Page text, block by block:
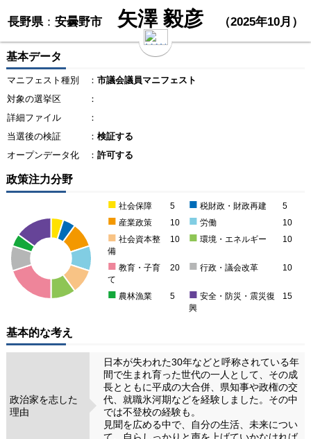
長野県：安曇野市 矢澤 毅彦 （2025年10月）
基本データ
マニフェスト種別 ： 市議会議員マニフェスト
対象の選挙区
：
詳細ファイル
：
当選後の検証
： 検証する
オープンデータ化
： 許可する
政策注力分野
■ 社会保障 5 ■ 税財政・財政再建 5
■ 産業政策 10 ■ 労働 10
■ 社会資本整
備
10 ■ 環境・エネルギー 10
■ 教育・子育
て
20 ■ 行政・議会改革 10
■ 農林漁業 5 ■ 安全・防災・震災復
興
15
基本的な考え
政治家を志した
理由
日本が失われた30年などと呼称されている年
間で生まれ育った世代の一人として、その成
長とともに平成の大合併、県知事や政権の交
代、就職氷河期などを経験しました。その中
では不登校の経験も。
見聞を広める中で、自分の生活、未来につい